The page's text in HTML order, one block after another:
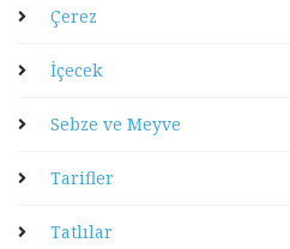
Çerez
İçecek
Sebze ve Meyve
Tarifler
Tatlılar